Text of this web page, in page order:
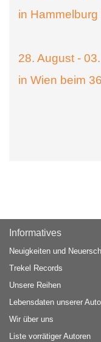
in
28. August -
in Wien beim
Informatives
Neuigkeiten und
Trekel Records
Unsere Reihen
Lebensdaten unserer
Wir über uns
Liste vorrätiger Autoren